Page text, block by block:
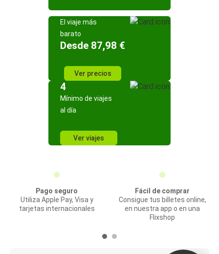
El viaje más
barato
Desde 87,98 €
Ver precios
4
Mínimo de viajes
al día
Ver viajes
Pago seguro
Utiliza Apple Pay, Visa y
tarjetas internacionales
Fácil de comprar
Consigue tus billetes online,
en nuestra app o en una
Flixshop